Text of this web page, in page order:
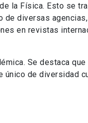
la Física. Esto se
de diversas
en revistas
Se destaca que
único de diversidad